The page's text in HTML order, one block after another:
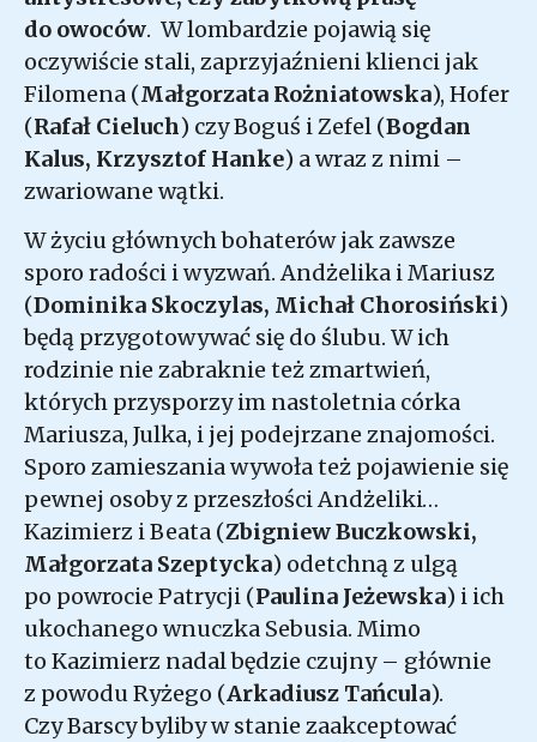
do owoców. W lombardzie pojawią się
oczywiście stali, zaprzyjaźnieni klienci jak
Filomena (Małgorzata Rożniatowska), Hofer
(Rafał Cieluch) czy Boguś i Zefel (Bogdan
Kalus, Krzysztof Hanke) a wraz z nimi –
zwariowane wątki.
W życiu głównych bohaterów jak zawsze
sporo radości i wyzwań. Andżelika i Mariusz
(Dominika Skoczylas, Michał Chorosiński)
będą przygotowywać się do ślubu. W ich
rodzinie nie zabraknie też zmartwień,
których przysporzy im nastoletnia córka
Mariusza, Julka, i jej podejrzane znajomości.
Sporo zamieszania wywoła też pojawienie się
pewnej osoby z przeszłości Andżeliki…
Kazimierz i Beata (Zbigniew Buczkowski,
Małgorzata Szeptycka) odetchną z ulgą
po powrocie Patrycji (Paulina Jeżewska) i ich
ukochanego wnuczka Sebusia. Mimo
to Kazimierz nadal będzie czujny – głównie
z powodu Ryżego (Arkadiusz Tańcula).
Czy Barscy byliby w stanie zaakceptować